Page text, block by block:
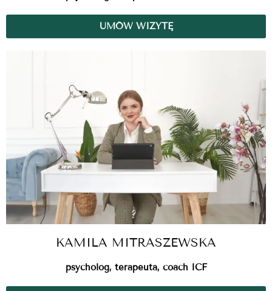
UMÓW WIZYTĘ
KAMILA MITRASZEWSKA
psycholog, terapeuta, coach ICF